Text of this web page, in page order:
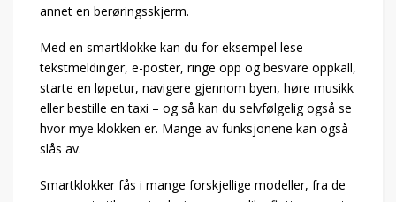
annet en berøringsskjerm.
Med en smartklokke kan du for eksempel lese
tekstmeldinger, e-poster, ringe opp og besvare oppkall,
starte en løpetur, navigere gjennom byen, høre musikk
eller bestille en taxi – og så kan du selvfølgelig også se
hvor mye klokken er. Mange av funksjonene kan også
slås av.
Smartklokker fås i mange forskjellige modeller, fra de